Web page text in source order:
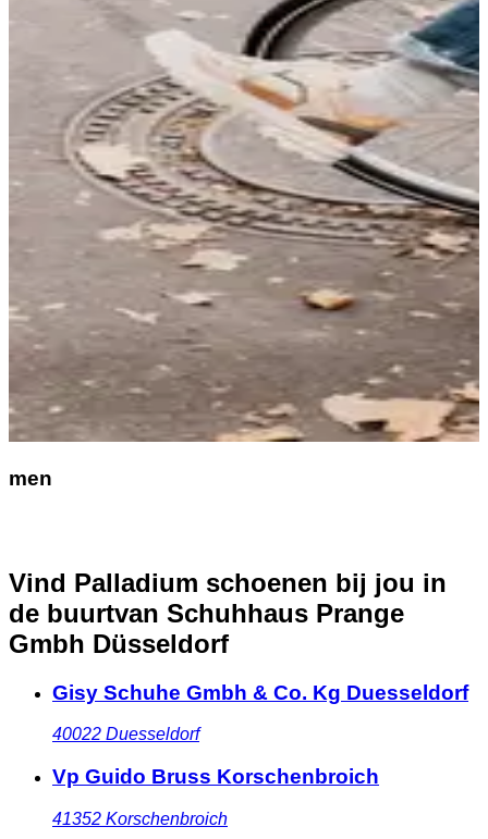
men
Vind Palladium schoenen bij jou in
de buurtvan Schuhhaus Prange
Gmbh Düsseldorf
Gisy Schuhe Gmbh & Co. Kg Duesseldorf
40022 Duesseldorf
Vp Guido Bruss Korschenbroich
41352 Korschenbroich